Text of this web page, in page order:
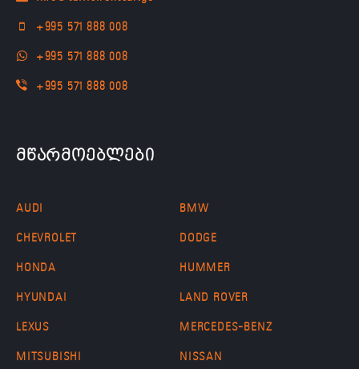
+995 571 888 008
+995 571 888 008
+995 571 888 008
მწარმოებლები
AUDI BMW
CHEVROLET DODGE
HONDA HUMMER
HYUNDAI LAND ROVER
LEXUS MERCEDES-BENZ
MITSUBISHI NISSAN